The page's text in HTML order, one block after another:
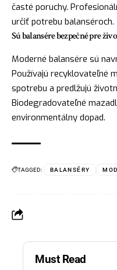
časté poruchy.
určiť potrebu balanséroch.
Sú balansére bezpečné pre
Moderné balansére sú
Používajú recyklovateľné
spotrebu a predlžujú
Biodegradovateľné
environmentálny dopad.
TAGGED: BALANSÉRY
Must Read